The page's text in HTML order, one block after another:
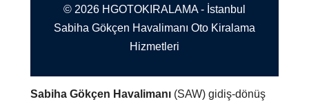
© 2026 HGOTOKIRALAMA - İstanbul
Sabiha Gökçen Havalimanı Oto Kiralama
Hizmetleri
Sabiha Gökçen Havalimanı (SAW) gidiş-dönüş